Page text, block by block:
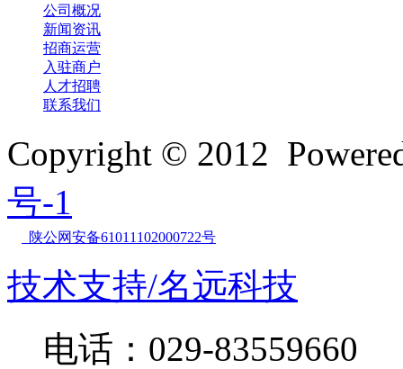
公司概况
新闻资讯
招商运营
入驻商户
人才招聘
联系我们
Copyright © 2012
号-1
陕公网安备61011102000722号
技术支持/名远科技
电话：029-83559660